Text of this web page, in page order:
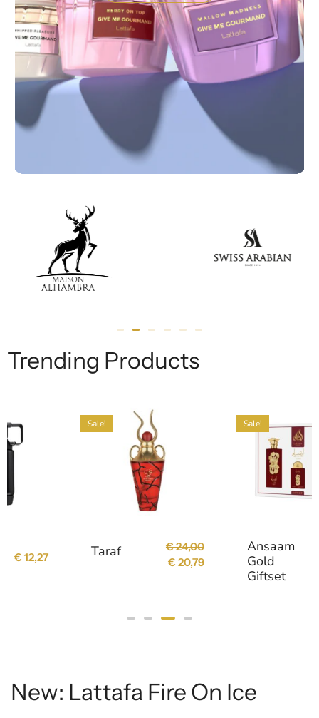
Trending Products
Sale!
Taraf €24,00
Ansaam
Gold
€21,26
€18,23
New: Lattafa Fire On Ice